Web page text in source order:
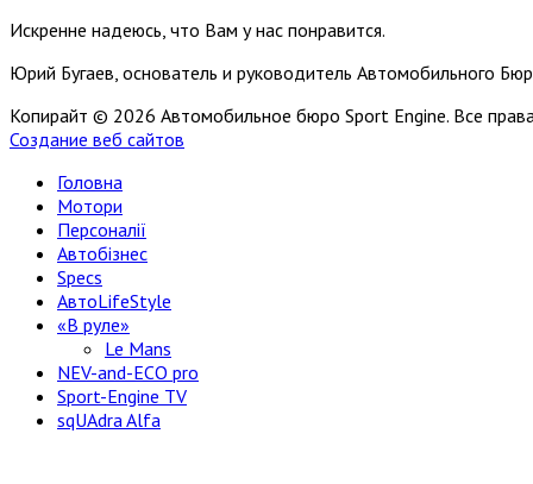
Искренне надеюсь, что Вам у нас понравится.
Юрий Бугаев, основатель и руководитель Автомобильного
Копирайт © 2026 Автомобильное бюро Sport Engine. Все
Создание веб сайтов
Головна
Мотори
Персоналії
Автобізнес
Specs
АвтоLifeStyle
«В руле»
Le Mans
NEV-and-ECO pro
Sport-Engine TV
sqUAdra Alfa